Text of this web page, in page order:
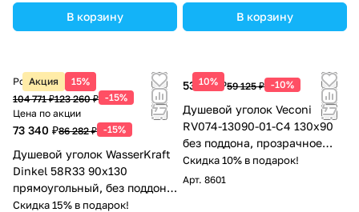
В корзину В корзину
Акция 15%
Розничная цена
104 771 ₽123 260 ₽ -15%
Цена по акции
73 340 ₽86 282 ₽ -15%
Душевой уголок WasserKraft
Dinkel 58R33 90х130
прямоугольный, без поддона,
прозрачное стекло, хром
Скидка 15% в подарок!
10%
53 213 ₽59 125 ₽ -10%
Душевой уголок Veconi
RV074-13090-01-C4 130х90
без поддона, прозрачное
стекло, хром
Скидка 10% в подарок!
Арт. 8601